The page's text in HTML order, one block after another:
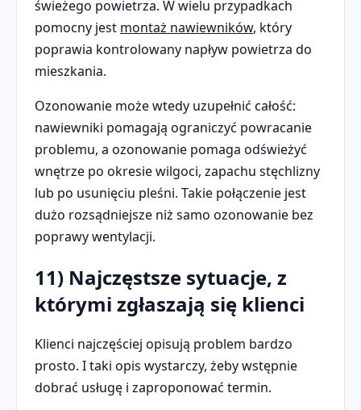
świeżego powietrza. W wielu przypadkach
pomocny jest montaż nawiewników, który
poprawia kontrolowany napływ powietrza do
mieszkania.
Ozonowanie może wtedy uzupełnić całość:
nawiewniki pomagają ograniczyć powracanie
problemu, a ozonowanie pomaga odświeżyć
wnętrze po okresie wilgoci, zapachu stęchlizny
lub po usunięciu pleśni. Takie połączenie jest
dużo rozsądniejsze niż samo ozonowanie bez
poprawy wentylacji.
11) Najczęstsze sytuacje, z
którymi zgłaszają się klienci
Klienci najczęściej opisują problem bardzo
prosto. I taki opis wystarczy, żeby wstępnie
dobrać usługę i zaproponować termin.